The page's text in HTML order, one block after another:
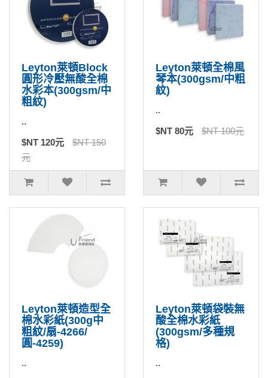
Leyton萊頓Block
圓形冷壓無酸全棉
水彩本(300gsm/中
粗紋)
..
$NT 120元
$NT 150
元
Leyton萊頓全棉風
琴本(300gsm/中粗
紋)
..
$NT 80元 $NT 100元
Leyton萊頓造型全
棉水彩紙(300g中
粗紋/扇-4266/
圓-4259)
..
Leyton萊頓袋裝無
酸全棉水彩紙
(300gsm/多種規
格)
..